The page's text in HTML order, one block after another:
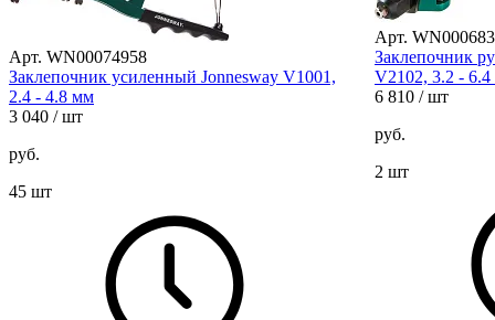
Арт. WN00074958
Заклепочник усиленный Jonnesway V1001,
2.4 - 4.8 мм
3 040 / шт
руб.
45 шт
Арт.
Заклепочник
V2102, 3.2 -
6 810 / шт
руб.
2 шт